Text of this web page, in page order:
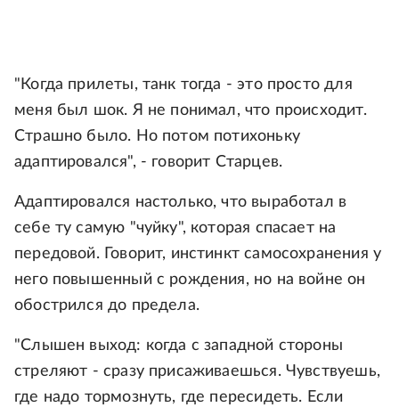
"Когда прилеты, танк тогда - это просто для
меня был шок. Я не понимал, что происходит.
Страшно было. Но потом потихоньку
адаптировался", - говорит Старцев.
Адаптировался настолько, что выработал в
себе ту самую "чуйку", которая спасает на
передовой. Говорит, инстинкт самосохранения у
него повышенный с рождения, но на войне он
обострился до предела.
"Слышен выход: когда с западной стороны
стреляют - сразу присаживаешься. Чувствуешь,
где надо тормознуть, где пересидеть. Если